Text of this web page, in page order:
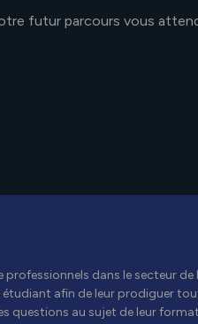
futur parcours vous
dans le secteur de
afin de leur prodiguer
questions au sujet de leur